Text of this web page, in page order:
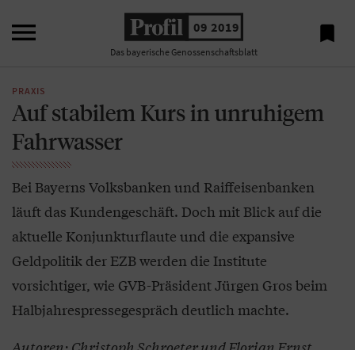
 09 2019
Das bayerische Genossenschaftsblatt

PRAXIS
Auf stabilem Kurs in unruhigem
Fahrwasser
Bei Bayerns Volksbanken und Raiffeisenbanken
läuft das Kundengeschäft. Doch mit Blick auf die
aktuelle Konjunkturflaute und die expansive
Geldpolitik der EZB werden die Institute
vorsichtiger, wie GVB-Präsident Jürgen Gros beim
Halbjahrespressegespräch deutlich machte.